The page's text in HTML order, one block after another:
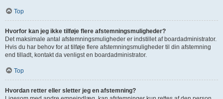
Top
Hvorfor kan jeg ikke tilføje flere afstemningsmuligheder?
Det maksimale antal afstemningsmuligheder er indstillet af boardadministrator.
Hvis du har behov for at tilføje flere afstemningsmuligheder til din afstemning
end tilladt, kontakt da venligst en boardadministrator.
Top
Hvordan retter eller sletter jeg en afstemning?